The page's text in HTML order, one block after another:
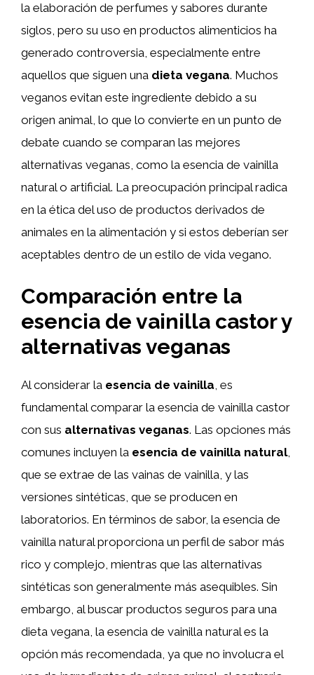
la elaboración de perfumes y sabores durante
siglos, pero su uso en productos alimenticios ha
generado controversia, especialmente entre
aquellos que siguen una dieta vegana. Muchos
veganos evitan este ingrediente debido a su
origen animal, lo que lo convierte en un punto de
debate cuando se comparan las mejores
alternativas veganas, como la esencia de vainilla
natural o artificial. La preocupación principal radica
en la ética del uso de productos derivados de
animales en la alimentación y si estos deberían ser
aceptables dentro de un estilo de vida vegano.
Comparación entre la
esencia de vainilla castor y
alternativas veganas
Al considerar la esencia de vainilla , es
fundamental comparar la esencia de vainilla castor
con sus alternativas veganas. Las opciones más
comunes incluyen la esencia de vainilla natural,
que se extrae de las vainas de vainilla, y las
versiones sintéticas, que se producen en
laboratorios. En términos de sabor, la esencia de
vainilla natural proporciona un perfil de sabor más
rico y complejo, mientras que las alternativas
sintéticas son generalmente más asequibles. Sin
embargo, al buscar productos seguros para una
dieta vegana, la esencia de vainilla natural es la
opción más recomendada, ya que no involucra el